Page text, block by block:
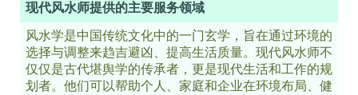
现代风水师提供的主要服务领域
风水学是中国传统文化中的一门玄学，旨在通过环境的
选择与调整来趋吉避凶、提高生活质量。现代风水师不
仅仅是古代堪舆学的传承者，更是现代生活和工作的规
划者。他们可以帮助个人、家庭和企业在环境布局、健